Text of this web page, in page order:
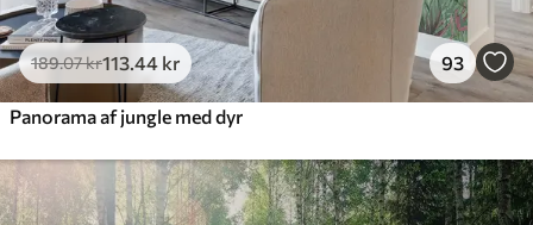
189.07kr113 .44 kr 93
Panorama af jungle med dyr